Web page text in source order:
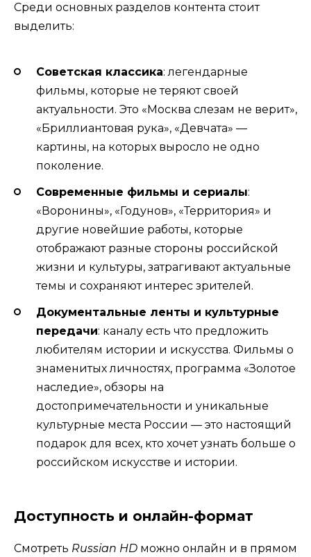
Среди основных разделов контента стоит
выделить:
Советская классика: легендарные
фильмы, которые не теряют своей
актуальности. Это «Москва слезам не верит»,
«Бриллиантовая рука», «Девчата» —
картины, на которых выросло не одно
поколение.
Современные фильмы и сериалы:
«Воронины», «Годунов», «Территория» и
другие новейшие работы, которые
отображают разные стороны российской
жизни и культуры, затрагивают актуальные
темы и сохраняют интерес зрителей.
Документальные ленты и культурные
передачи: каналу есть что предложить
любителям истории и искусства. Фильмы о
знаменитых личностях, программа «Золотое
наследие», обзоры на
достопримечательности и уникальные
культурные места России — это настоящий
подарок для всех, кто хочет узнать больше о
российском искусстве и истории.
Доступность и онлайн-формат
Смотреть Russian HD можно онлайн и в прямом